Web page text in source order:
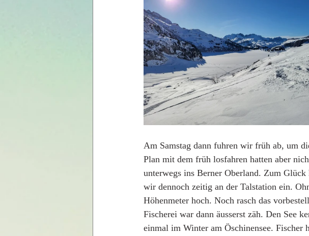
Am Samstag dann fuhren wir früh ab, um
Plan mit dem früh losfahren hatten aber
unterwegs ins Berner Oberland. Zum
wir dennoch zeitig an der Talstation ein.
Höhenmeter hoch. Noch rasch das
Fischerei war dann äusserst zäh. Den See
einmal im Winter am Öschinensee. Fischer